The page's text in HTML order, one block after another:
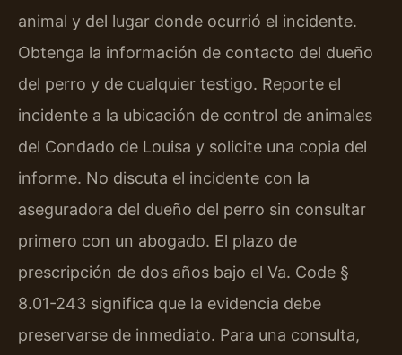
animal y del lugar donde ocurrió el incidente.
Obtenga la información de contacto del dueño
del perro y de cualquier testigo. Reporte el
incidente a la ubicación de control de animales
del Condado de Louisa y solicite una copia del
informe. No discuta el incidente con la
aseguradora del dueño del perro sin consultar
primero con un abogado. El plazo de
prescripción de dos años bajo el Va. Code §
8.01-243 significa que la evidencia debe
preservarse de inmediato. Para una consulta,